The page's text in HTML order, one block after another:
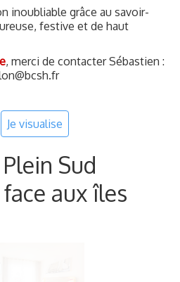
inoubliable grâce au savoir-
festive et de haut
, merci de contacter Sébastien :
Je visualise
Sud
face aux îles